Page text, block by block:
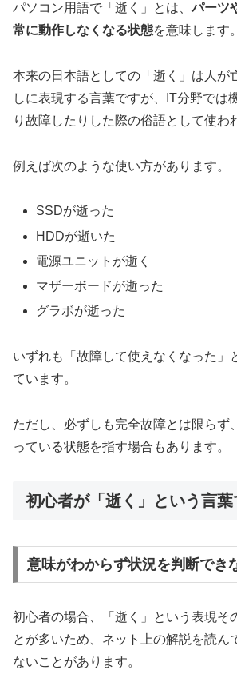
パソコン用語で「逝く」とは、パーツ
常に動作しなくなる状態を意味します。
本来の日本語としての「逝く」は人が
しに表現する言葉ですが、IT分野では
り故障したりした際の俗語として使わ
例えば次のような使い方があります。
SSDが逝った
HDDが逝いた
電源ユニットが逝く
マザーボードが逝った
グラボが逝った
いずれも「故障して使えなくなった」
ています。
ただし、必ずしも完全故障とは限らず
っている状態を指す場合もあります。
初心者が「逝く」という言
意味がわからず状況を判断でき
初心者の場合、「逝く」という表現そ
とが多いため、ネット上の解説を読ん
ないことがあります。